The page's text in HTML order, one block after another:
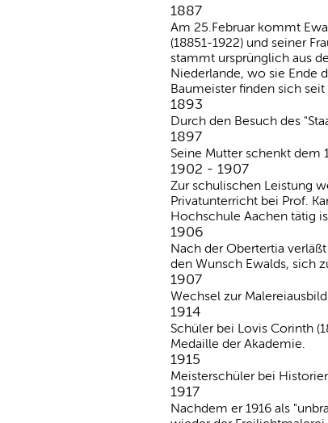
1887
Am 25.Februar kommt
(18851-1922) und seiner
stammt ursprünglich aus
Niederlande, wo sie Ende
Baumeister finden sich
1893
Durch den Besuch des
1897
Seine Mutter schenkt dem
1902 - 1907
Zur schulischen Leistung
Privatunterricht bei Prof.
Hochschule Aachen tätig
1906
Nach der Obertertia
den Wunsch Ewalds, sich
1907
Wechsel zur
1914
Schüler bei Lovis Corinth
Medaille der Akademie.
1915
Meisterschüler bei
1917
Nachdem er 1916 als